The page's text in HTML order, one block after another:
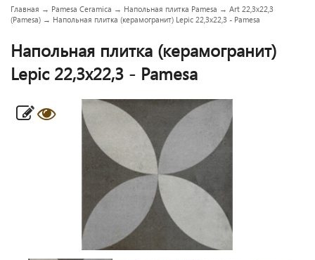
Главная → Pamesa Ceramica → Напольная плитка Pamesa → Art 22,3x22,3
(Pamesa) → Напольная плитка (керамогранит) Lepic 22,3x22,3 - Pamesa
Напольная плитка (керамогранит)
Lepic 22,3x22,3 - Pamesa